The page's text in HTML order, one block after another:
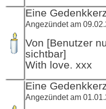
Eine
Angezündet am
Von [Benutzer
sichtbar]
With love. xxx
Eine
Angezündet am